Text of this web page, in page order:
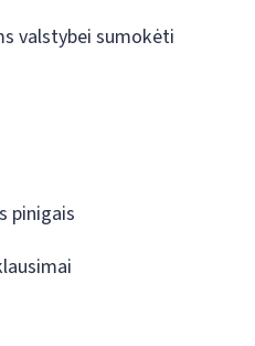
valstybei sumokėti
pinigais